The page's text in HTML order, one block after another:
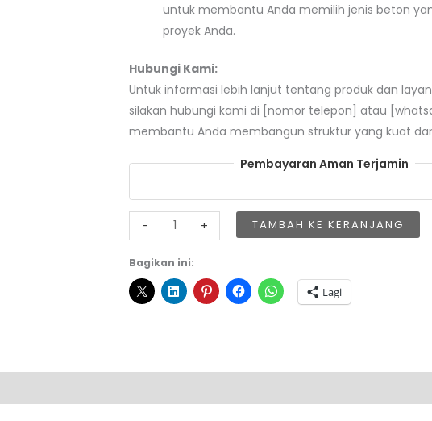
untuk membantu Anda memilih jenis beton
proyek Anda.
Hubungi Kami:
Untuk informasi lebih lanjut tentang produk dan
silakan hubungi kami di [nomor telepon] atau
membantu Anda membangun struktur yang kuat
Pembayaran Aman Terjamin
-
Kuantitas
Harga
Readymix
Cakung
+ TAMBAH KE KERANJANG
Bagikan ini:
Lagi